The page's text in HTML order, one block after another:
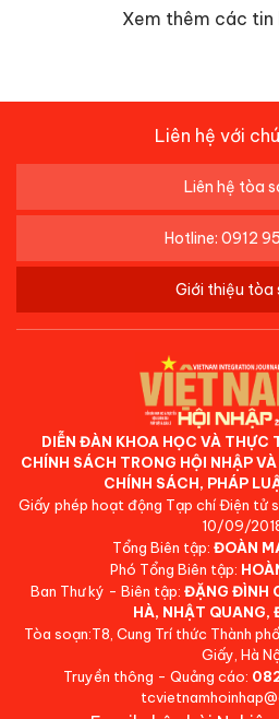
Xem thêm các tin
Liên hệ với
Liên hệ tòa
Hotline: 0912
Giới thiệu tòa
DIỄN ĐÀN KHOA HỌC VÀ THỰC
CHÍNH SÁCH TRONG HỘI NHẬP
CHÍNH SÁCH, PHÁP
Giấy phép hoạt động Tạp chí Điện tử
10/09/
Tổng Biên tập: ĐOÀN
Phó Tổng Biên tập:
Ban Thư ký - Biên tập: ĐẶNG ĐÌNH
HÀ, NHẬT QUANG,
Tòa soạn:T8, Cung Trí thức Thành
Giấy, Hà
Truyền thông - Quảng cáo: